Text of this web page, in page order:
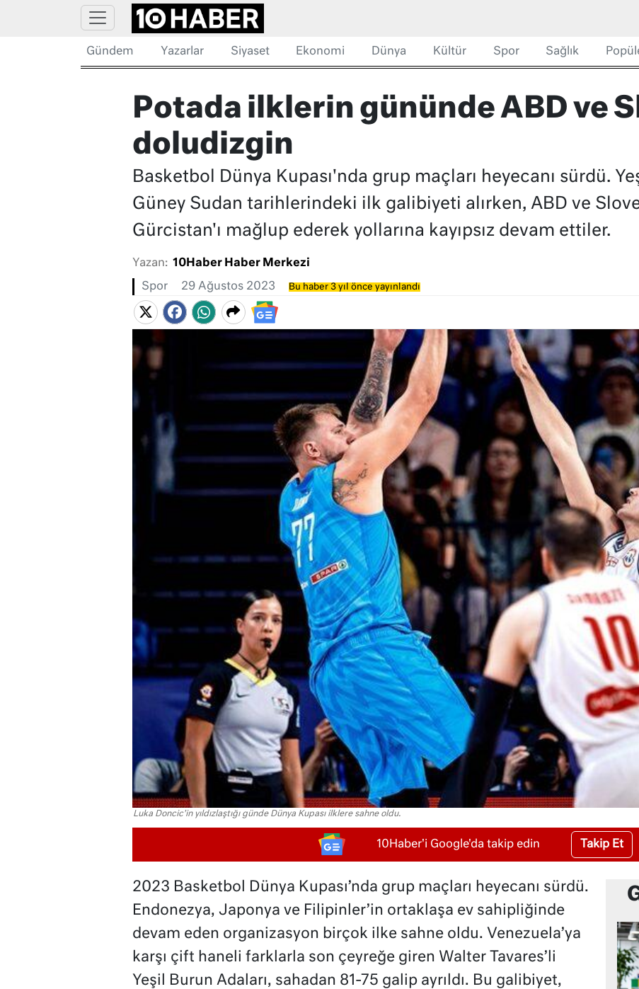
Gündem Yazarlar Siyaset Ekonomi Dünya Kültür Spor Sağlık
Potada ilklerin gününde ABD ve
doludizgin
Basketbol Dünya Kupası'nda grup maçları heyecanı sürdü.
Güney Sudan tarihlerindeki ilk galibiyeti alırken, ABD ve
Gürcistan'ı mağlup ederek yollarına kayıpsız devam ettiler.
Yazan: 10Haber Haber Merkezi
Spor 29 Ağustos 2023 Bu haber 3 yıl önce yayınlandı
Luka Doncic'in yıldızlaştığı günde Dünya Kupası ilklere sahne oldu.
10Haber'i Google'da takip edin Takip Et
2023 Basketbol Dünya Kupası’nda grup maçları heyecanı sürdü.
Endonezya, Japonya ve Filipinler’in ortaklaşa ev sahipliğinde
devam eden organizasyon birçok ilke sahne oldu. Venezuela’ya
karşı çift haneli farklarla son çeyreğe giren Walter Tavares’li
Yeşil Burun Adaları, sahadan 81-75 galip ayrıldı. Bu galibiyet,